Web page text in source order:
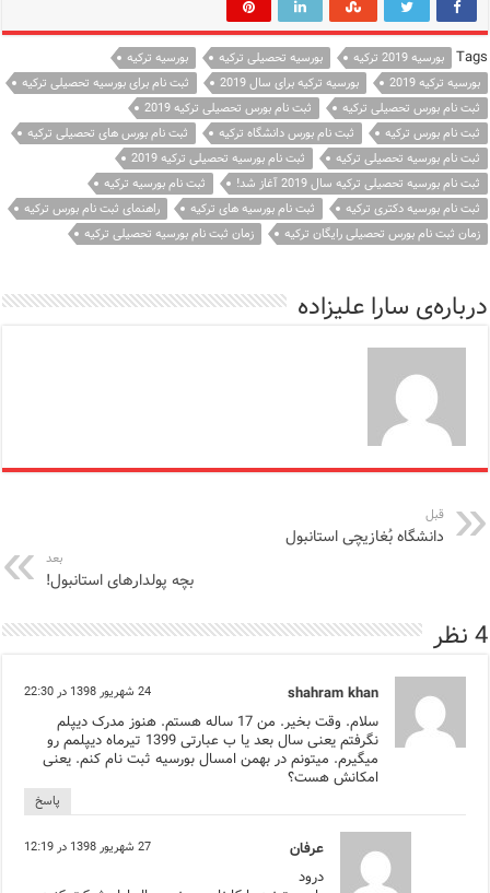
Tags بورسیه 2019 ترکیه بورسیه تحصیلی ترکیه
بورسیه ترکیه
بورسیه ترکیه 2019
بورسیه ترکیه برای سال 2019
ثبت نام برای بورسیه تحصیلی ترکیه
ثبت نام بورس تحصیلی ترکیه
ثبت نام بورس تحصیلی ترکیه 2019
ثبت نام بورس ترکیه
ثبت نام بورس دانشگاه ترکیه
ثبت نام بورس های تحصیلی ترکیه
ثبت نام بورسیه تحصیلی ترکیه
ثبت نام بورسیه تحصیلی ترکیه 2019
ثبت نام بورسیه تحصیلی ترکیه سال 2019 آغاز شد!
ثبت نام بورسیه ترکیه
ثبت نام بورسیه دکتری ترکیه
ثبت نام بورسیه های ترکیه
راهنمای ثبت نام بورس ترکیه
زمان ثبت نام بورس تحصیلی رایگان ترکیه
زمان ثبت نام بورسیه تحصیلی ترکیه
درباره‌ی سارا علیزاده
قبل
دانشگاه بُغازیچی استانبول
بعد
بچه پولدارهای استانبول!
4 نظر
shahram khan 24 شهریور 1398 در 22:30
سلام. وقت بخیر. من 17 ساله هستم. هنوز مدرک دیپلم
نگرفتم یعنی سال بعد یا ب عبارتی 1399 تیرماه دیپلمم رو
میگیرم. میتونم در بهمن امسال بورسیه ثبت نام کنم. یعنی
امکانش هست؟
پاسخ
عرفان 27 شهریور 1398 در 12:19
درود